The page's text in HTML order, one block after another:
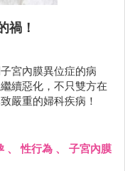
禍！
宮內膜異位症的病
續惡化，不只雙方在
嚴重的婦科疾病！
、性行為 、 子宮內膜